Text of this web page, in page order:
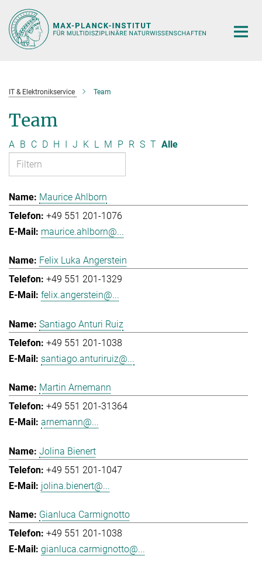
Hauptinhalt
IT & Elektronikservice Team
Team
A B C D H I J K L M P R S T Alle
Maurice Ahlborn
+49 551 201-1076
maurice.ahlborn@...
Felix Luka Angerstein
+49 551 201-1329
felix.angerstein@...
Santiago Anturi Ruiz
+49 551 201-1038
santiago.anturiruiz@...
Martin Arnemann
+49 551 201-31364
arnemann@...
Jolina Bienert
+49 551 201-1047
jolina.bienert@...
Gianluca Carmignotto
+49 551 201-1038
gianluca.carmignotto@...